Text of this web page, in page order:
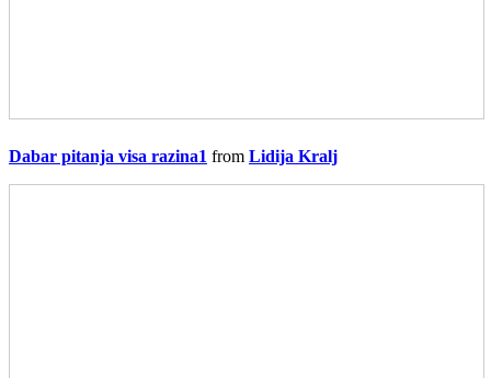
Dabar pitanja visa razina1 from Lidija Kralj